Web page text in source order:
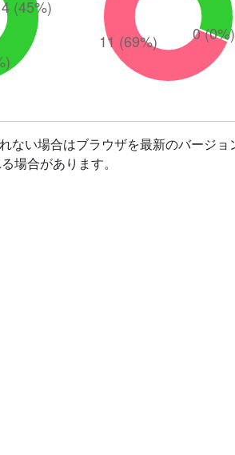
ない場合はブラウザを最新のバージ
場合があります。